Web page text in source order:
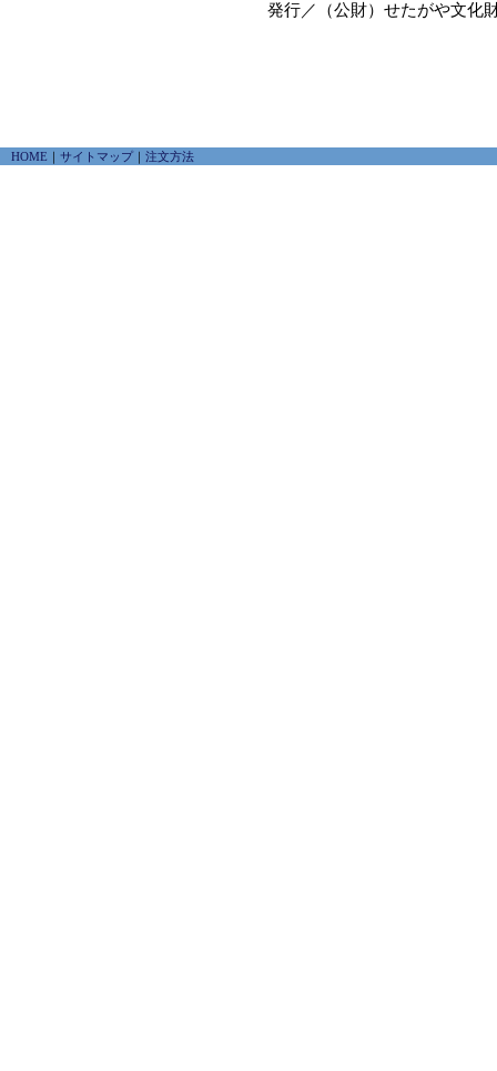
発行／（公財）せたがや文
HOME ｜ サイトマップ｜ 注文方法